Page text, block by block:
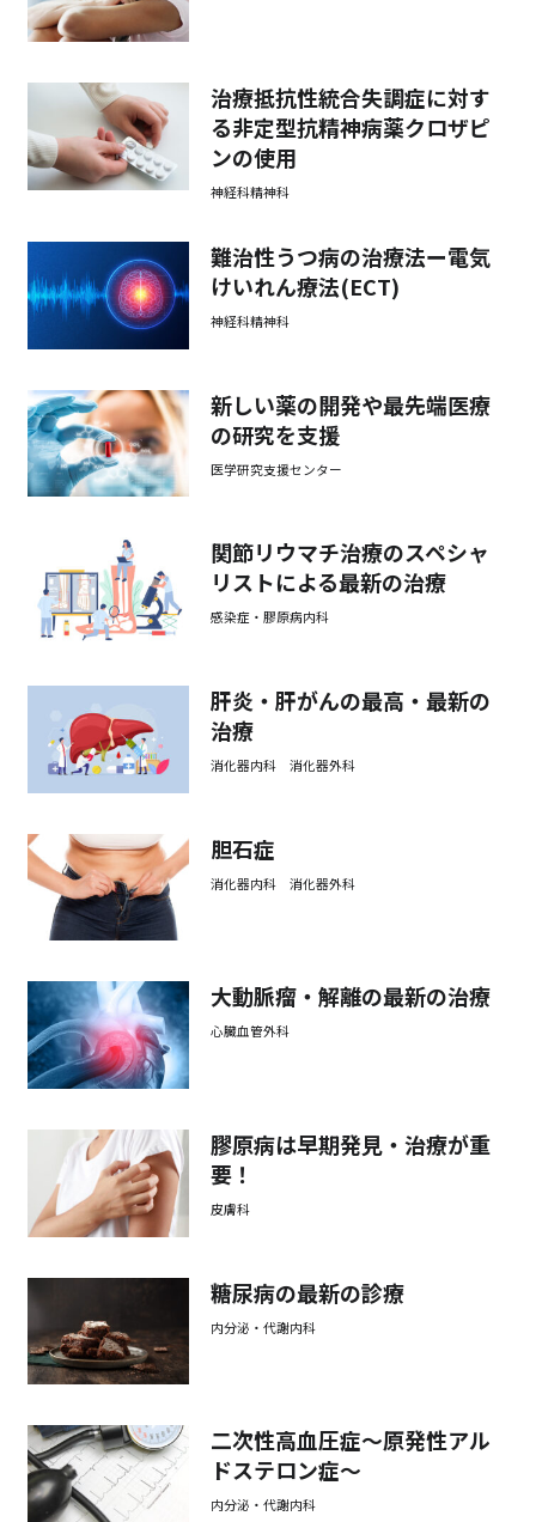
治療抵抗性統合失調症に対す
る非定型抗精神病薬クロザピ
ンの使用
神経科精神科
難治性うつ病の治療法ー電気
けいれん療法(ECT)
神経科精神科
新しい薬の開発や最先端医療
の研究を支援
医学研究支援センター
関節リウマチ治療のスペシャ
リストによる最新の治療
感染症・膠原病内科
肝炎・肝がんの最高・最新の
治療
消化器内科 消化器外科
胆石症
消化器内科 消化器外科
大動脈瘤・解離の最新の治療
心臓血管外科
膠原病は早期発見・治療が重
要！
皮膚科
糖尿病の最新の診療
内分泌・代謝内科
二次性高血圧症～原発性アル
ドステロン症～
内分泌・代謝内科